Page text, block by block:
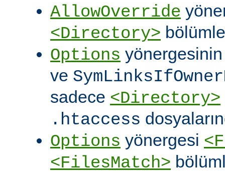
AllowOverride
<Directory>
Options
ve
sadece <Directory>
.htaccess
Options yönergesi
<FilesMatch>